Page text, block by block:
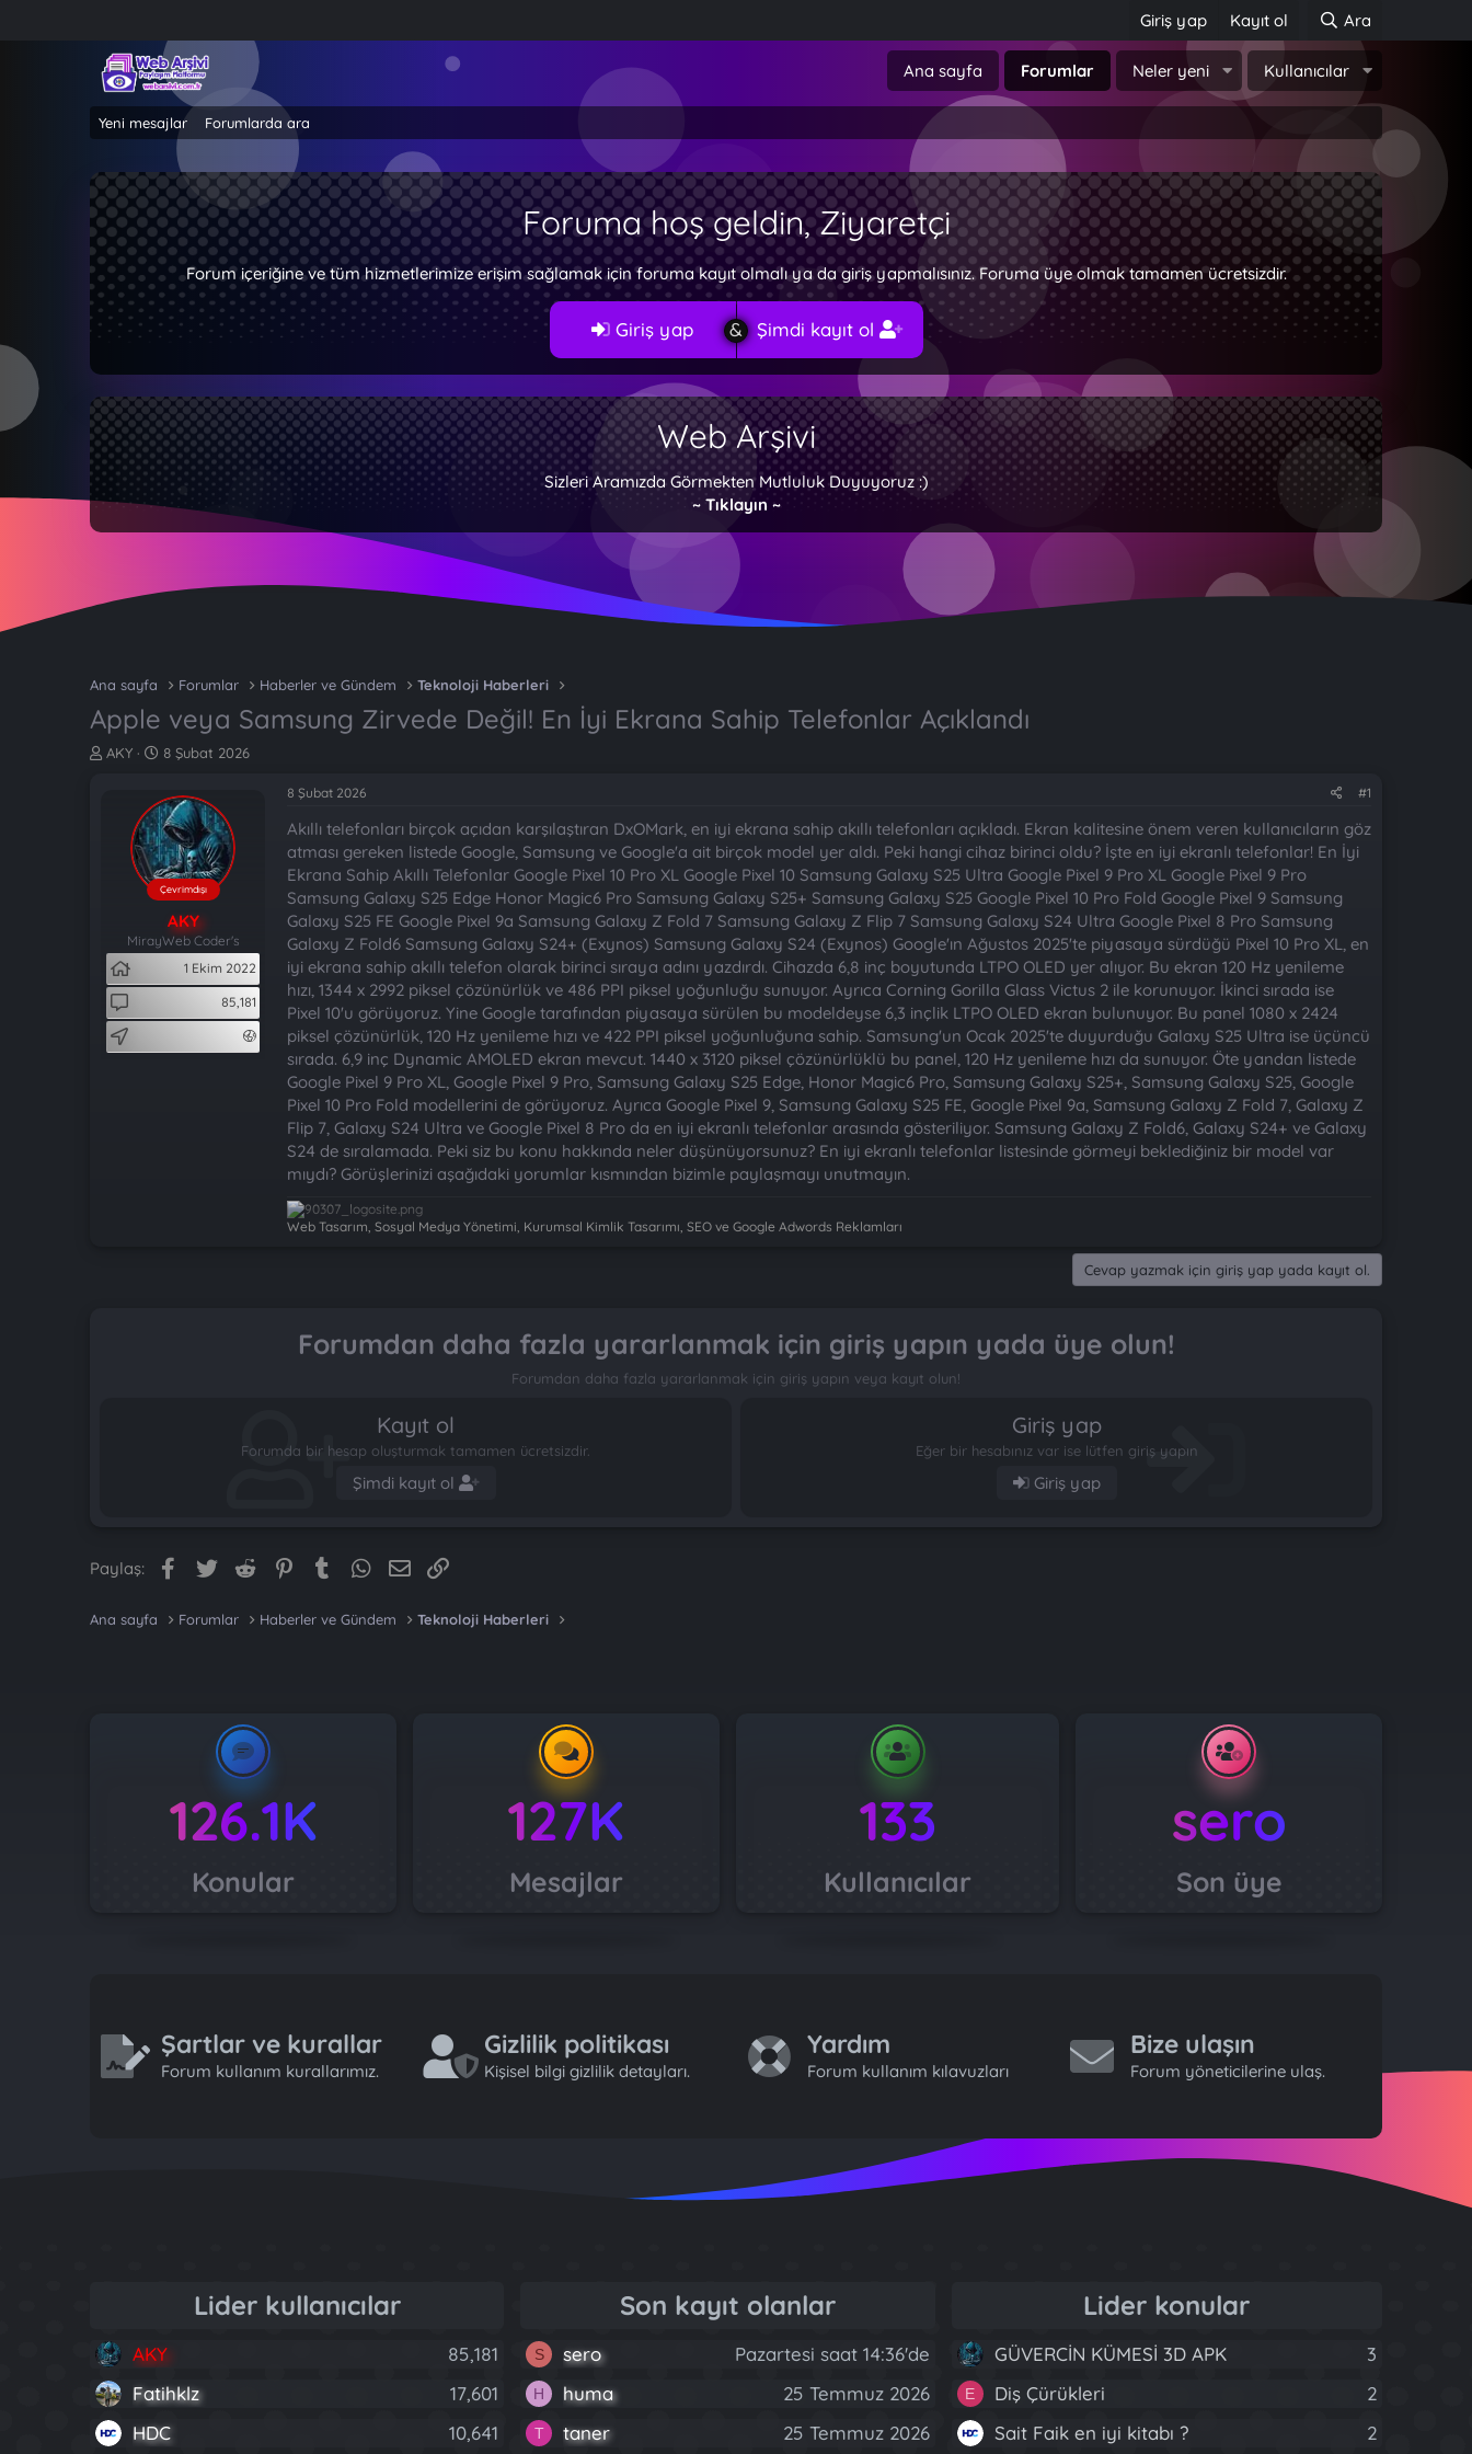
Giriş yap Kayıt ol Ara
Ana sayfa Forumlar Neler yeni Kullanıcılar
Yeni mesajlar Forumlarda ara
Foruma hoş geldin, Ziyaretçi
Forum içeriğine ve tüm hizmetlerimize erişim sağlamak için foruma kayıt olmalı ya da giriş yapmalısınız. Foruma üye olmak tamamen ücretsizdir.
Giriş yap Şimdi kayıt ol
Web Arşivi
Sizleri Aramızda Görmekten Mutluluk Duyuyoruz :)
~ Tıklayın ~
Ana sayfa Forumlar Haberler ve Gündem Teknoloji Haberleri
Apple veya Samsung Zirvede Değil! En İyi Ekrana Sahip Telefonlar Açıklandı
K
a
t
a
n
AKY
B
l
a
n
g
ı
a
i
8 Şubat 2026
Çevrimdışı
AKY
MirayWeb Coder's
1 Ekim 2022
85,181
8 Şubat 2026 #1
Akıllı telefonları birçok açıdan karşılaştıran DxOMark, en iyi ekrana sahip akıllı telefonları açıkladı. Ekran kalitesine önem veren kullanıcıların göz
atması gereken listede Google, Samsung ve Google'a ait birçok model yer aldı. Peki hangi cihaz birinci oldu? İşte en iyi ekranlı telefonlar! En İyi
Ekrana Sahip Akıllı Telefonlar Google Pixel 10 Pro XL Google Pixel 10 Samsung Galaxy S25 Ultra Google Pixel 9 Pro XL Google Pixel 9 Pro
Samsung Galaxy S25 Edge Honor Magic6 Pro Samsung Galaxy S25+ Samsung Galaxy S25 Google Pixel 10 Pro Fold Google Pixel 9 Samsung
Galaxy S25 FE Google Pixel 9a Samsung Galaxy Z Fold 7 Samsung Galaxy Z Flip 7 Samsung Galaxy S24 Ultra Google Pixel 8 Pro Samsung
Galaxy Z Fold6 Samsung Galaxy S24+ (Exynos) Samsung Galaxy S24 (Exynos) Google'ın Ağustos 2025'te piyasaya sürdüğü Pixel 10 Pro XL, en
iyi ekrana sahip akıllı telefon olarak birinci sıraya adını yazdırdı. Cihazda 6,8 inç boyutunda LTPO OLED yer alıyor. Bu ekran 120 Hz yenileme
hızı, 1344 x 2992 piksel çözünürlük ve 486 PPI piksel yoğunluğu sunuyor. Ayrıca Corning Gorilla Glass Victus 2 ile korunuyor. İkinci sırada ise
Pixel 10'u görüyoruz. Yine Google tarafından piyasaya sürülen bu modeldeyse 6,3 inçlik LTPO OLED ekran bulunuyor. Bu panel 1080 x 2424
piksel çözünürlük, 120 Hz yenileme hızı ve 422 PPI piksel yoğunluğuna sahip. Samsung'un Ocak 2025'te duyurduğu Galaxy S25 Ultra ise üçüncü
sırada. 6,9 inç Dynamic AMOLED ekran mevcut. 1440 x 3120 piksel çözünürlüklü bu panel, 120 Hz yenileme hızı da sunuyor. Öte yandan listede
Google Pixel 9 Pro XL, Google Pixel 9 Pro, Samsung Galaxy S25 Edge, Honor Magic6 Pro, Samsung Galaxy S25+, Samsung Galaxy S25, Google
Pixel 10 Pro Fold modellerini de görüyoruz. Ayrıca Google Pixel 9, Samsung Galaxy S25 FE, Google Pixel 9a, Samsung Galaxy Z Fold 7, Galaxy Z
Flip 7, Galaxy S24 Ultra ve Google Pixel 8 Pro da en iyi ekranlı telefonlar arasında gösteriliyor. Samsung Galaxy Z Fold6, Galaxy S24+ ve Galaxy
S24 de sıralamada. Peki siz bu konu hakkında neler düşünüyorsunuz? En iyi ekranlı telefonlar listesinde görmeyi beklediğiniz bir model var
mıydı? Görüşlerinizi aşağıdaki yorumlar kısmından bizimle paylaşmayı unutmayın.
Web Tasarım, Sosyal Medya Yönetimi, Kurumsal Kimlik Tasarımı, SEO ve Google Adwords Reklamları
Cevap yazmak için giriş yap yada kayıt ol.
Forumdan daha fazla yararlanmak için giriş yapın yada üye olun!
Forumdan daha fazla yararlanmak için giriş yapın veya kayıt olun!
Kayıt ol
Forumda bir hesap oluşturmak tamamen ücretsizdir.
Şimdi kayıt ol
Giriş yap
Eğer bir hesabınız var ise lütfen giriş yapın
Giriş yap
Paylaş: Facebook
Twitter Reddit PinterestTumblrWhatsApp
E-posta
Ana sayfa Forumlar Haberler ve Gündem Teknoloji Haberleri
126.1K
Konular
127K
Mesajlar
133
Kullanıcılar
sero
Son üye
Şartlar ve kurallar
Forum kullanım kurallarımız.
Gizlilik politikası
Kişisel bilgi gizlilik detayları.
Yardım
Forum kullanım kılavuzları
Bize ulaşın
Forum yöneticilerine ulaş.
Lider kullanıcılar
AKY
85,181
Fatihklz
17,601
HDC
10,641
Son kayıt olanlar
S sero Pazartesi saat 14:36'de
H huma 25 Temmuz 2026
T taner 25 Temmuz 2026
Lider konular
GÜVERCİN KÜMESİ 3D APK 3
E Diş Çürükleri
2
Sait Faik en iyi kitabı ?
2